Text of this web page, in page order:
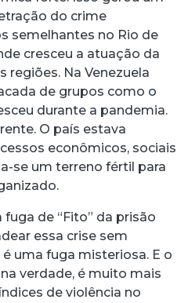
do crime
semelhantes no Rio de
cresceu a atuação da
regiões. Na Venezuela
de grupos como o
durante a pandemia.
O país estava
econômicos, sociais
se um terreno fértil para
fuga de “Fito” da prisão
essa crise sem
uma fuga misteriosa. E o
verdade, é muito mais
de violência no